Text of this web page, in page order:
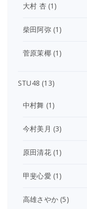
大村 杏(1)
柴田阿弥(1)
菅原茉椰(1)
STU48 (13)
中村舞 (1)
今村美月 (3)
原田清花(1)
甲斐心愛 (1)
高雄さやか (5)